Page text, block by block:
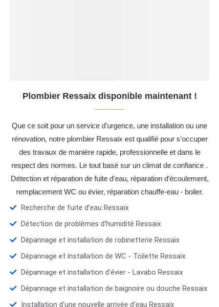
Plombier Ressaix disponible maintenant !
Que ce soit pour un service d'urgence, une installation ou une
rénovation, notre plombier Ressaix est qualifié pour s'occuper
des travaux de manière rapide, professionnelle et dans le
respect des normes. Le tout basé sur un climat de confiance .
Détection et réparation de fuite d'eau, réparation d’écoulement,
remplacement WC ou évier, réparation chauffe-eau - boiler.
Recherche de fuite d’eau Ressaix
Détection de problèmes d'humidité Ressaix
Dépannage et installation de robinetterie Ressaix
Dépannage et installation de WC - Toilette Ressaix
Dépannage et installation d'évier - Lavabo Ressaix
Dépannage et installation de baignoire ou douche Ressaix
Installation d'une nouvelle arrivée d'eau Ressaix